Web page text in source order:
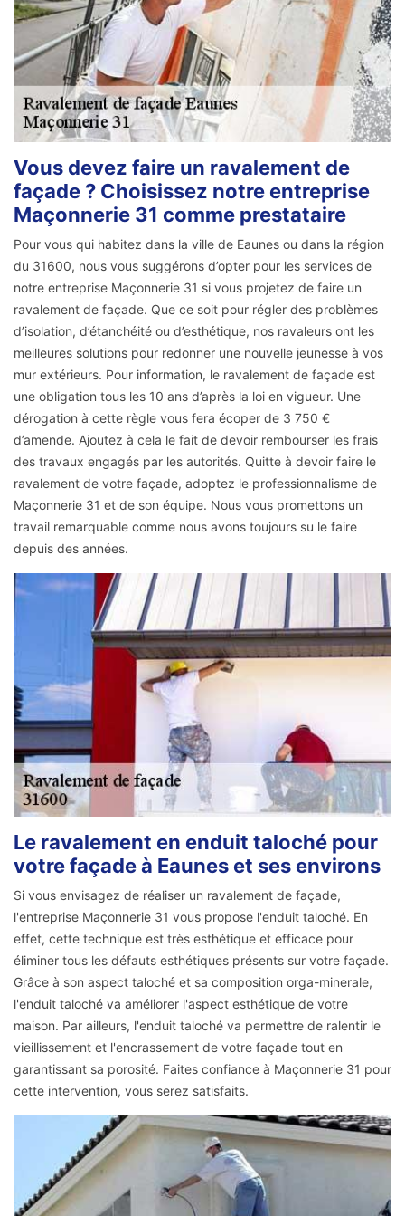
Vous devez faire un ravalement de
façade ? Choisissez notre entreprise
Maçonnerie 31 comme prestataire
Pour vous qui habitez dans la ville de Eaunes ou dans la région
du 31600, nous vous suggérons d’opter pour les services de
notre entreprise Maçonnerie 31 si vous projetez de faire un
ravalement de façade. Que ce soit pour régler des problèmes
d’isolation, d’étanchéité ou d’esthétique, nos ravaleurs ont les
meilleures solutions pour redonner une nouvelle jeunesse à vos
mur extérieurs. Pour information, le ravalement de façade est
une obligation tous les 10 ans d’après la loi en vigueur. Une
dérogation à cette règle vous fera écoper de 3 750 €
d’amende. Ajoutez à cela le fait de devoir rembourser les frais
des travaux engagés par les autorités. Quitte à devoir faire le
ravalement de votre façade, adoptez le professionnalisme de
Maçonnerie 31 et de son équipe. Nous vous promettons un
travail remarquable comme nous avons toujours su le faire
depuis des années.
Le ravalement en enduit taloché pour
votre façade à Eaunes et ses environs
Si vous envisagez de réaliser un ravalement de façade,
l'entreprise Maçonnerie 31 vous propose l'enduit taloché. En
effet, cette technique est très esthétique et efficace pour
éliminer tous les défauts esthétiques présents sur votre façade.
Grâce à son aspect taloché et sa composition orga-minerale,
l'enduit taloché va améliorer l'aspect esthétique de votre
maison. Par ailleurs, l'enduit taloché va permettre de ralentir le
vieillissement et l'encrassement de votre façade tout en
garantissant sa porosité. Faites confiance à Maçonnerie 31 pour
cette intervention, vous serez satisfaits.